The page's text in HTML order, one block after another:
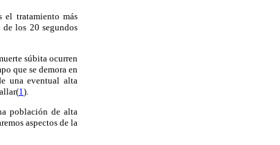
el tratamiento más
los 20 segundos
súbita ocurren
que se demora en
una eventual alta
1).
población de alta
aspectos de la